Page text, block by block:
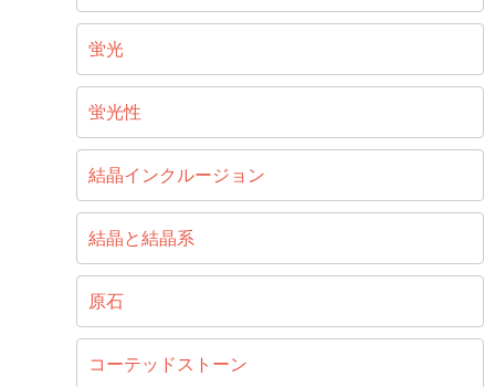
蛍光
蛍光性
結晶インクルージョン
結晶と結晶系
原石
コーテッドストーン